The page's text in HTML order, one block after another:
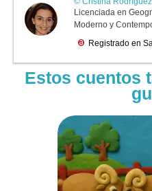
Estos cuentos